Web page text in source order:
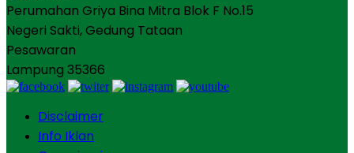
Perumahan Griya Bina Mitra Blok F No.15
Negeri Sakti, Gedung Tataan
Pesawaran
Lampung 35366
Disclaimer
Info Iklan